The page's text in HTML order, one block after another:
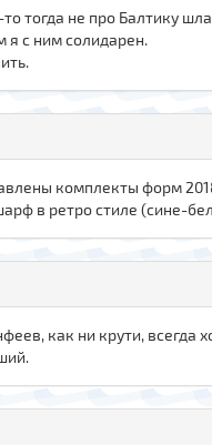
тогда не про Балтику
я с ним солидарен.
комплекты форм
в ретро стиле (сине-
как ни крути,